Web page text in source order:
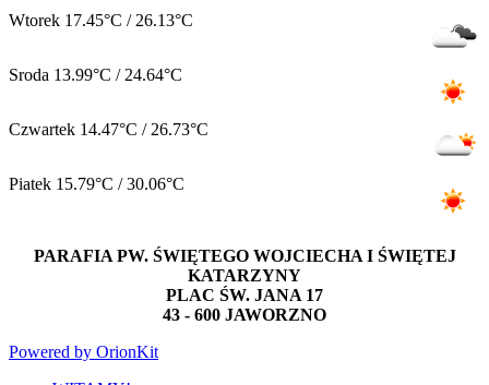
Wtorek 17.45°C / 26.13°C
Sroda 13.99°C / 24.64°C
Czwartek 14.47°C / 26.73°C
Piatek 15.79°C / 30.06°C
PARAFIA PW. ŚWIĘTEGO WOJCIECHA I ŚWIĘTEJ
KATARZYNY
PLAC ŚW. JANA 17
43 - 600 JAWORZNO
Powered by OrionKit